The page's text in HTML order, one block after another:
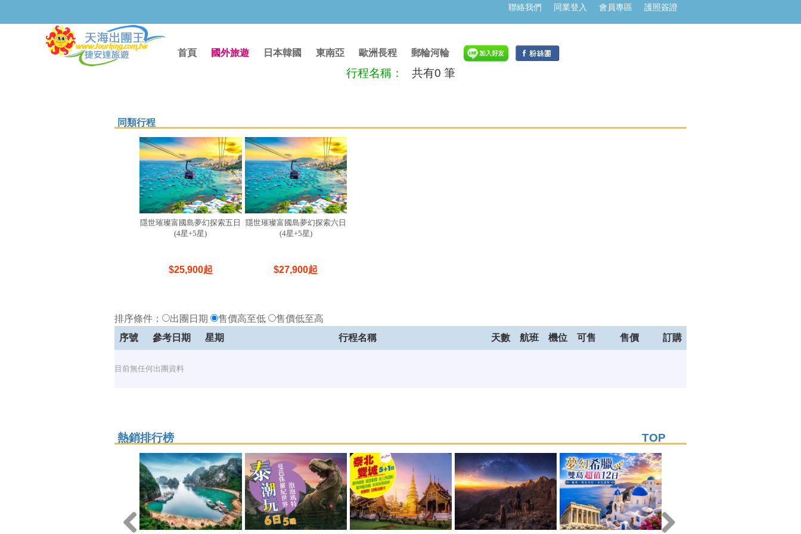
聯絡我們 同業登入 會員專區 護照簽證
首頁 國外旅遊 日本韓國 東南亞 歐洲長程 郵輪河輪
行程名稱： 共有0 筆
同類行程
隱世璀璨富國島夢幻探索五日
(4星+5星)
$25,900起
隱世璀璨富國島夢幻探索六日
(4星+5星)
$27,900起
排序條件： 出團日期 售價高至低
售價低至高
序號
參考日期 星期 行程名稱 天數 航班 機位 可售 售價 訂購
目前無任何出團資料
熱銷排行榜 TOP